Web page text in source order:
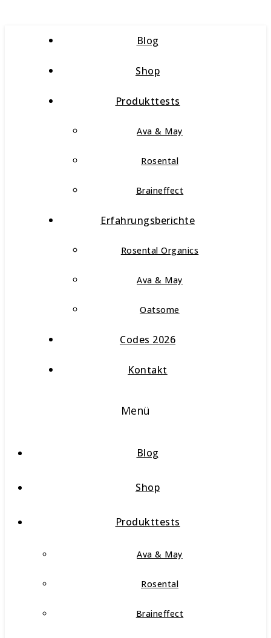
Blog
Shop
Produkttests
Ava & May
Rosental
Braineffect
Erfahrungsberichte
Rosental Organics
Ava & May
Oatsome
Codes 2026
Kontakt
Menü
Blog
Shop
Produkttests
Ava & May
Rosental
Braineffect